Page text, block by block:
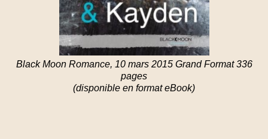
Black Moon Romance, 10 mars 2015 Grand Format 336
pages
(disponible en format eBook)